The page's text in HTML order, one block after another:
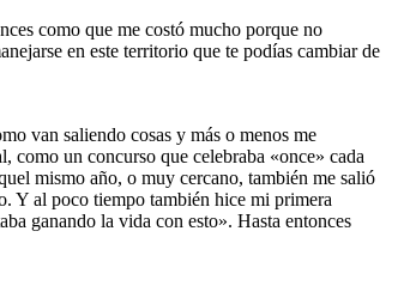
como que me costó mucho porque no
en este territorio que te podías cambiar de
van saliendo cosas y más o menos me
como un concurso que celebraba «once» cada
mismo año, o muy cercano, también me salió
Y al poco tiempo también hice mi primera
ganando la vida con esto». Hasta entonces